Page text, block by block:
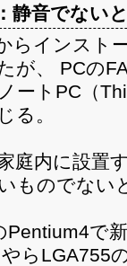
静音でないと
らインスト
が、 PCの
ートPC（
る。
庭内に設置
ものでない
Pentium4で
らLGA755